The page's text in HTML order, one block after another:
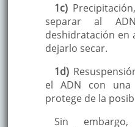
1c)
separar al
deshidratación en
dejarlo secar.
1d)
el ADN con
protege de la
Sin